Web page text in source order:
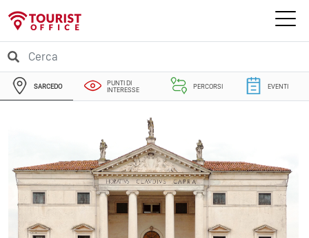
SARCEDO
PUNTI DI
INTERESSE
PERCORSI EVENTI